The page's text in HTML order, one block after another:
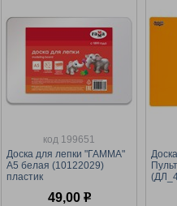
код 199651
Доска для лепки "ГАММА"
А5 белая (10122029)
пластик
49,00 р